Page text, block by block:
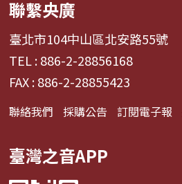
聯繫央廣
臺北市104中山區北安路55號
TEL : 886-2-28856168
FAX : 886-2-28855423
聯絡我們 採購公告 訂閱電子報
臺灣之音APP